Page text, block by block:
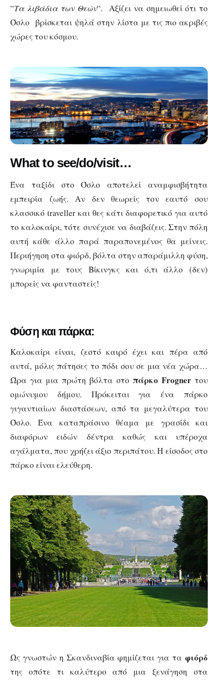
“Τα λιβάδια των Θεών“. Αξίζει να σημειωθεί ότι το
Όσλο βρίσκεται ψηλά στην λίστα με τις πιο ακριβές
χώρες του κόσμου.
What to see/do/visit…
Ένα ταξίδι στο Όσλο αποτελεί αναμφισβήτητα
εμπειρία ζωής. Αν δεν θεωρείς τον εαυτό σου
κλασσικό traveller και θες κάτι διαφορετικό για αυτό
το καλοκαίρι, τότε συνέχισε να διαβάζεις. Στην πόλη
αυτή κάθε άλλο παρά παραπονεμένος θα μείνεις.
Περιήγηση στα φιόρδ, βόλτα στην απαράμιλλη φύση,
γνωριμία με τους Βίκινγκς και ό,τι άλλο (δεν)
μπορείς να φανταστείς!
Φύση και πάρκα:
Καλοκαίρι είναι, ζεστό καιρό έχει και πέρα από
αυτά, μόλις πάτησες το πόδι σου σε μια νέα χώρα…
Ώρα για μια πρώτη βόλτα στο πάρκο Frogner του
ομώνυμου δήμου. Πρόκειται για ένα πάρκο
γιγαντιαίων διαστάσεων, από τα μεγαλύτερα του
Όσλο. Ένα καταπράσινο θέαμα με γρασίδι και
διαφόρων ειδών δέντρα καθώς και υπέροχα
αγάλματα, που χρήζει άξιο περιπάτου. Η είσοδος στο
πάρκο είναι ελεύθερη.
Ως γνωστών η Σκανδιναβία φημίζεται για τα φιόρδ
της οπότε τι καλύτερο από μια ξενάγηση στα